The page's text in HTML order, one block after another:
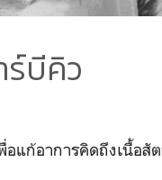
ร์บีคิว
แก้อาการคิดถึงเนื้อสั